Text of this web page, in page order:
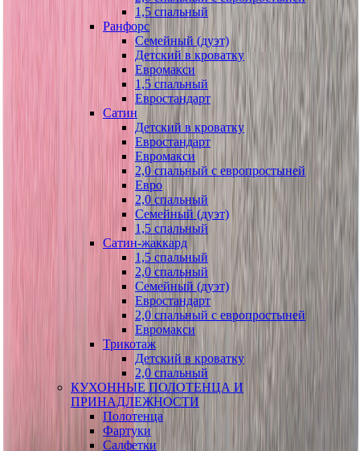
1,5 спальный
Ранфорс
Семейный (дуэт)
Детский в кроватку
Евромакси
1,5 спальный
Евростандарт
Сатин
Детский в кроватку
Евростандарт
Евромакси
2,0 спальный с европростыней
Евро
2,0 спальный
Семейный (дуэт)
1,5 спальный
Сатин-жаккард
1,5 спальный
2,0 спальный
Семейный (дуэт)
Евростандарт
2,0 спальный с европростыней
Евромакси
Трикотаж
Детский в кроватку
2,0 спальный
КУХОННЫЕ ПОЛОТЕНЦА И
ПРИНАДЛЕЖНОСТИ
Полотенца
Фартуки
Салфетки